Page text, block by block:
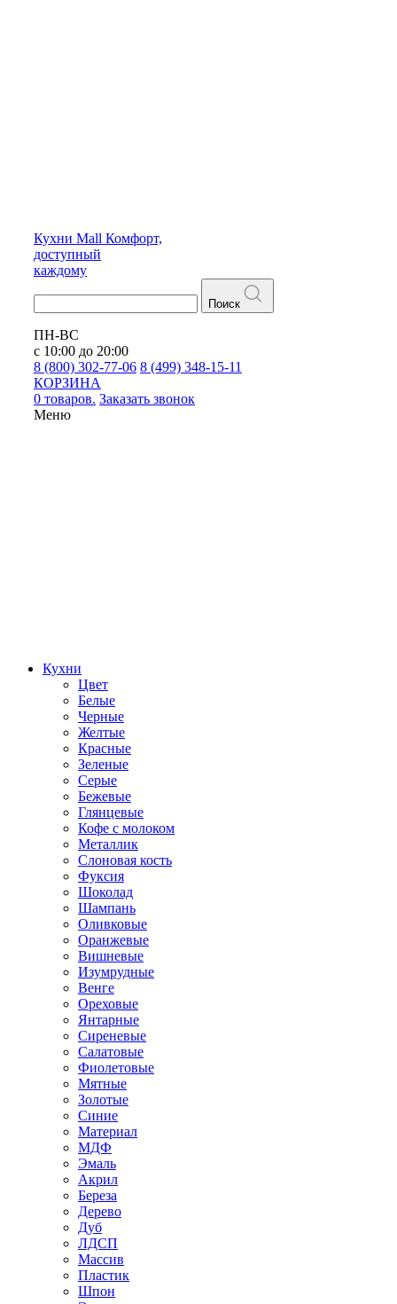
Кухни Mall Комфорт,
доступный
каждому
Поиск
ПН-ВС
с 10:00 до 20:00
8 (800) 302-77-06 8 (499) 348-15-11
КОРЗИНА
0 товаров. Заказать звонок
Меню
Кухни
Цвет
Белые
Черные
Желтые
Красные
Зеленые
Серые
Бежевые
Глянцевые
Кофе с молоком
Металлик
Слоновая кость
Фуксия
Шоколад
Шампань
Оливковые
Оранжевые
Вишневые
Изумрудные
Венге
Ореховые
Янтарные
Сиреневые
Салатовые
Фиолетовые
Мятные
Золотые
Синие
Материал
МДФ
Эмаль
Акрил
Береза
Дерево
Дуб
ЛДСП
Массив
Пластик
Шпон